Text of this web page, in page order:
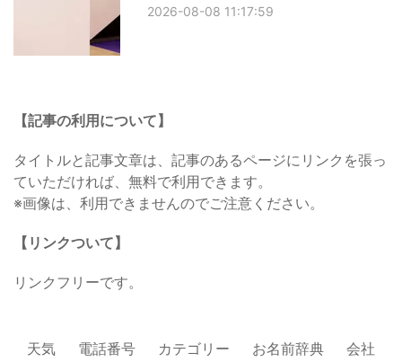
2026-08-08 11:17:59
【記事の利用について】
タイトルと記事文章は、記事のあるページにリンクを張っ
ていただければ、無料で利用できます。
※画像は、利用できませんのでご注意ください。
【リンクついて】
リンクフリーです。
天気 電話番号 カテゴリー お名前辞典
会社